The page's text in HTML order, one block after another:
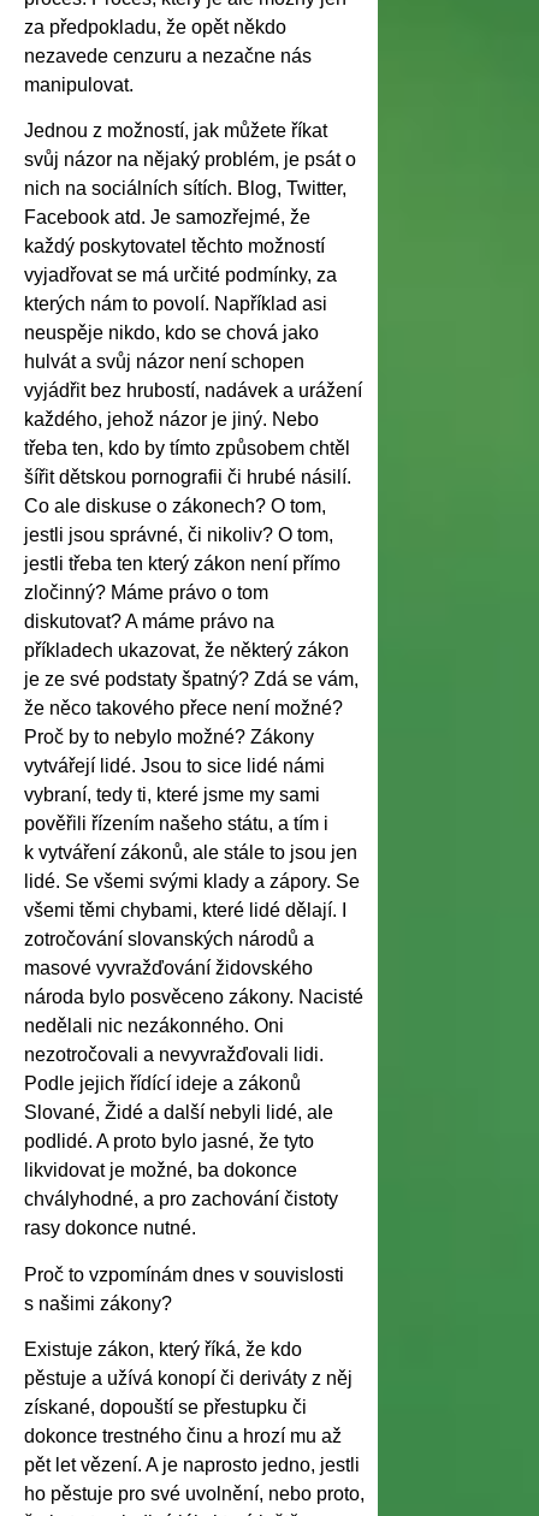
za předpokladu, že opět někdo
nezavede cenzuru a nezačne nás
manipulovat.
Jednou z možností, jak můžete říkat
svůj názor na nějaký problém, je psát o
nich na sociálních sítích. Blog, Twitter,
Facebook atd. Je samozřejmé, že
každý poskytovatel těchto možností
vyjadřovat se má určité podmínky, za
kterých nám to povolí. Například asi
neuspěje nikdo, kdo se chová jako
hulvát a svůj názor není schopen
vyjádřit bez hrubostí, nadávek a urážení
každého, jehož názor je jiný. Nebo
třeba ten, kdo by tímto způsobem chtěl
šířit dětskou pornografii či hrubé násilí.
Co ale diskuse o zákonech? O tom,
jestli jsou správné, či nikoliv? O tom,
jestli třeba ten který zákon není přímo
zločinný? Máme právo o tom
diskutovat? A máme právo na
příkladech ukazovat, že některý zákon
je ze své podstaty špatný? Zdá se vám,
že něco takového přece není možné?
Proč by to nebylo možné? Zákony
vytvářejí lidé. Jsou to sice lidé námi
vybraní, tedy ti, které jsme my sami
pověřili řízením našeho státu, a tím i
k vytváření zákonů, ale stále to jsou jen
lidé. Se všemi svými klady a zápory. Se
všemi těmi chybami, které lidé dělají. I
zotročování slovanských národů a
masové vyvražďování židovského
národa bylo posvěceno zákony. Nacisté
nedělali nic nezákonného. Oni
nezotročovali a nevyvražďovali lidi.
Podle jejich řídící ideje a zákonů
Slované, Židé a další nebyli lidé, ale
podlidé. A proto bylo jasné, že tyto
likvidovat je možné, ba dokonce
chvályhodné, a pro zachování čistoty
rasy dokonce nutné.
Proč to vzpomínám dnes v souvislosti
s našimi zákony?
Existuje zákon, který říká, že kdo
pěstuje a užívá konopí či deriváty z něj
získané, dopouští se přestupku či
dokonce trestného činu a hrozí mu až
pět let vězení. A je naprosto jedno, jestli
ho pěstuje pro své uvolnění, nebo proto,